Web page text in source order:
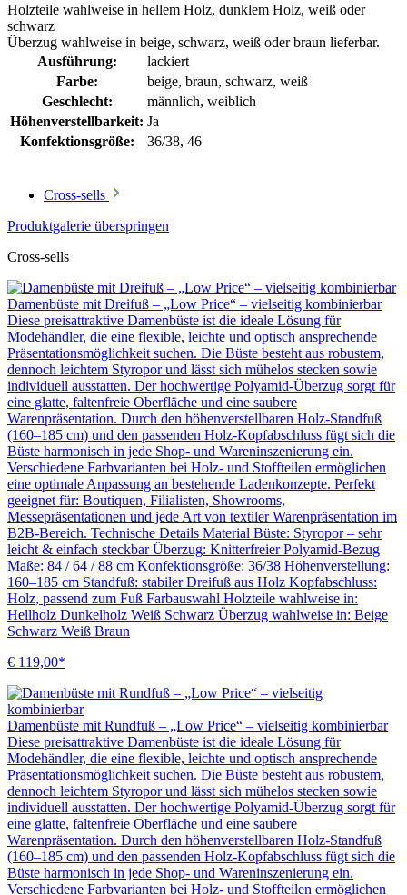
Holzteile wahlweise in hellem Holz, dunklem Holz, weiß oder
schwarz
Überzug wahlweise in beige, schwarz, weiß oder braun lieferbar.
Ausführung:
lackiert
Farbe:
beige, braun, schwarz, weiß
Geschlecht:
männlich, weiblich
Höhenverstellbarkeit: Ja
Konfektionsgröße:
36/38, 46
Cross-sells
Produktgalerie überspringen
Cross-sells
Damenbüste mit Dreifuß – „Low Price“ – vielseitig kombinierbar
Diese preisattraktive Damenbüste ist die ideale Lösung für
Modehändler, die eine flexible, leichte und optisch ansprechende
Präsentationsmöglichkeit suchen. Die Büste besteht aus robustem,
dennoch leichtem Styropor und lässt sich mühelos stecken sowie
individuell ausstatten. Der hochwertige Polyamid-Überzug sorgt für
eine glatte, faltenfreie Oberfläche und eine saubere
Warenpräsentation. Durch den höhenverstellbaren Holz-Standfuß
(160–185 cm) und den passenden Holz-Kopfabschluss fügt sich die
Büste harmonisch in jede Shop- und Wareninszenierung ein.
Verschiedene Farbvarianten bei Holz- und Stoffteilen ermöglichen
eine optimale Anpassung an bestehende Ladenkonzepte. Perfekt
geeignet für: Boutiquen, Filialisten, Showrooms,
Messepräsentationen und jede Art von textiler Warenpräsentation im
B2B-Bereich. Technische Details Material Büste: Styropor – sehr
leicht & einfach steckbar Überzug: Knitterfreier Polyamid-Bezug
Maße: 84 / 64 / 88 cm Konfektionsgröße: 36/38 Höhenverstellung:
160–185 cm Standfuß: stabiler Dreifuß aus Holz Kopfabschluss:
Holz, passend zum Fuß Farbauswahl Holzteile wahlweise in:
Hellholz Dunkelholz Weiß Schwarz Überzug wahlweise in: Beige
Schwarz Weiß Braun
€ 119,00*
Damenbüste mit Rundfuß – „Low Price“ – vielseitig kombinierbar
Diese preisattraktive Damenbüste ist die ideale Lösung für
Modehändler, die eine flexible, leichte und optisch ansprechende
Präsentationsmöglichkeit suchen. Die Büste besteht aus robustem,
dennoch leichtem Styropor und lässt sich mühelos stecken sowie
individuell ausstatten. Der hochwertige Polyamid-Überzug sorgt für
eine glatte, faltenfreie Oberfläche und eine saubere
Warenpräsentation. Durch den höhenverstellbaren Holz-Standfuß
(160–185 cm) und den passenden Holz-Kopfabschluss fügt sich die
Büste harmonisch in jede Shop- und Wareninszenierung ein.
Verschiedene Farbvarianten bei Holz- und Stoffteilen ermöglichen